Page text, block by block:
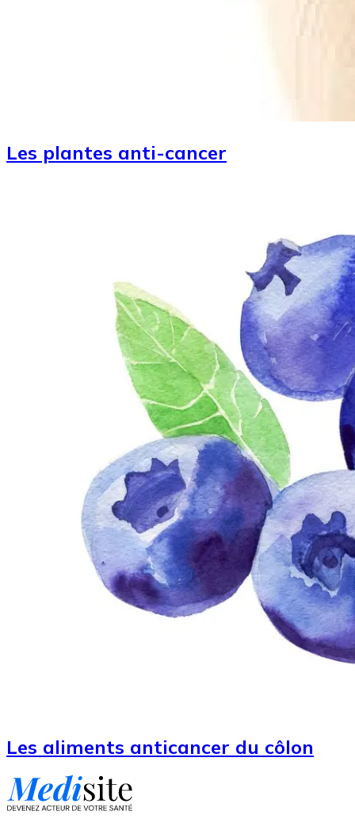
Les plantes anti-cancer
Les aliments anticancer du côlon